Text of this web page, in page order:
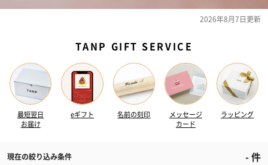
2026年8月7日更新
TANP GIFT SERVICE
最短翌日
お届け
eギフト 名前の刻印
メッセージ
カード
ラッピング
現在の絞り込み条件 -件